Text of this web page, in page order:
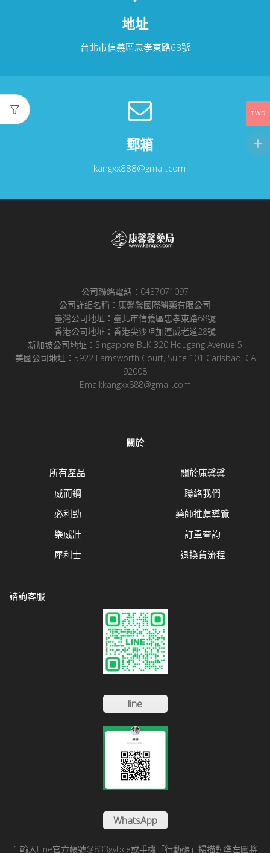
地址
台北市信義區忠孝東路68號
郵箱
kangxx888@gmail.com
公司聯絡電話：0437071097
公司詳細名稱：康馨馨國際醫藥有限公司
臺灣公司地址：臺北市信義區忠孝東路68號
香港公司地址：香港尖沙咀加連威老道28號
新加坡公司地址：Singapore BLK 320 Hougang Avenue 5
美國公司地址：5922 Farnsworth Court, Suite 101 Carlsbad, CA
92008
Email:kangxx888@gmail.com
關於
所有產品
威而鋼
必利勁
樂威壯
犀利士
關於康馨馨
聯絡我們
藥師推薦導覽
訂單查詢
退換貨流程
諮詢客服
line
WhatsApp
1.輪入Line官方帳號@833gvbce或手機「行動碼」掃描對準左圖將
TWD